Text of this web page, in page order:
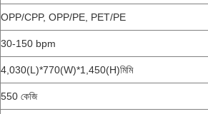
OPP/CPP, OPP/PE, PET/PE
30-150 bpm
4,030(L)*770(W)*1,450(H)মিমি
550 কেজি